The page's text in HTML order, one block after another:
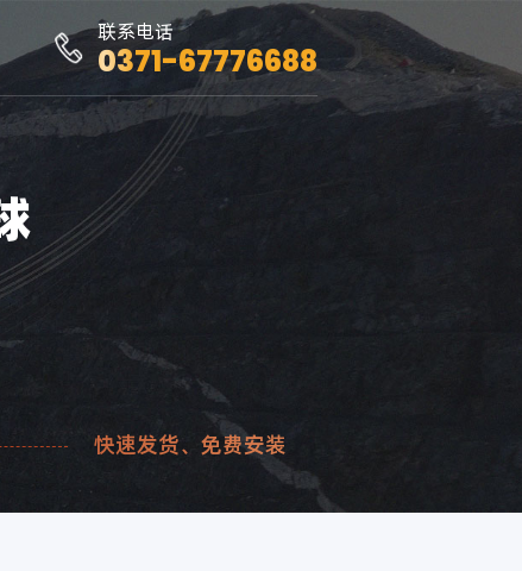
联系电话
0371-67776688
快速发货、免费安装